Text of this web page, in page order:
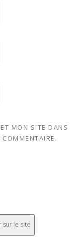
MON SITE DANS
sur le site